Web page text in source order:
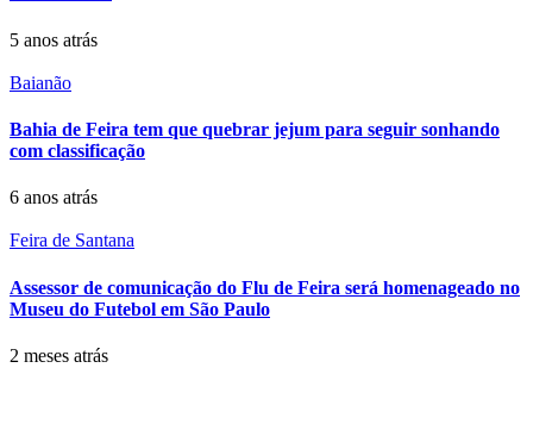
5 anos atrás
Baianão
Bahia de Feira tem que quebrar jejum para seguir sonhando
com classificação
6 anos atrás
Feira de Santana
Assessor de comunicação do Flu de Feira será homenageado no
Museu do Futebol em São Paulo
2 meses atrás